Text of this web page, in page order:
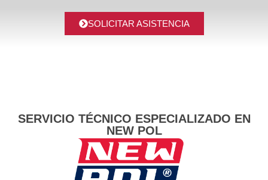
SOLICITAR ASISTENCIA
SERVICIO TÉCNICO ESPECIALIZADO EN
NEW POL